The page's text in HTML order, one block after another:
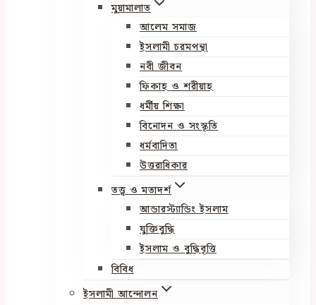
মুয়ামালাত
আলেম সমাজ
ইসলামী চরমপন্থা
নবী জীবন
ফিকাহ ও শরীয়াহ
ধর্মীয় শিক্ষা
বিনোদন ও সংস্কৃতি
ধর্মবাদিতা
উত্তরাধিকার
তত্ত্ব ও মতাদর্শ
আন্ডারস্ট্যান্ডিং ইসলাম
যুক্তিবুদ্ধি
ইসলাম ও বুদ্ধিবৃত্তি
বিবিধ
ইসলামী আন্দোলন